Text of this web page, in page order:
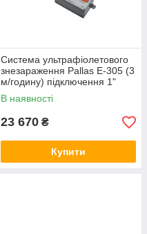
Система ультрафіолетового
знезараження Pallas Е-305 (3
м/годину) підключення 1"
В наявності
23 670 ₴
Купити